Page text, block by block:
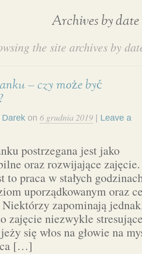
Archives by date
the site archives by
– czy może być
Darek on 6 grudnia 2019
Leave a
postrzegana jest jako
oraz rozwijające zajęcie.
to praca w stałych
uporządkowanym oraz
zapominają
zajęcie niezwykle
się włos na głowie na
[…]